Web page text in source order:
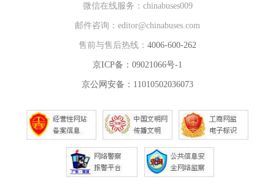
微信在线服务：chinabuses009
邮件咨询：editor@chinabuses.com
售前与售后热线： 4006-600-262
京ICP备：09021066号-1
京公网安备：11010502036073